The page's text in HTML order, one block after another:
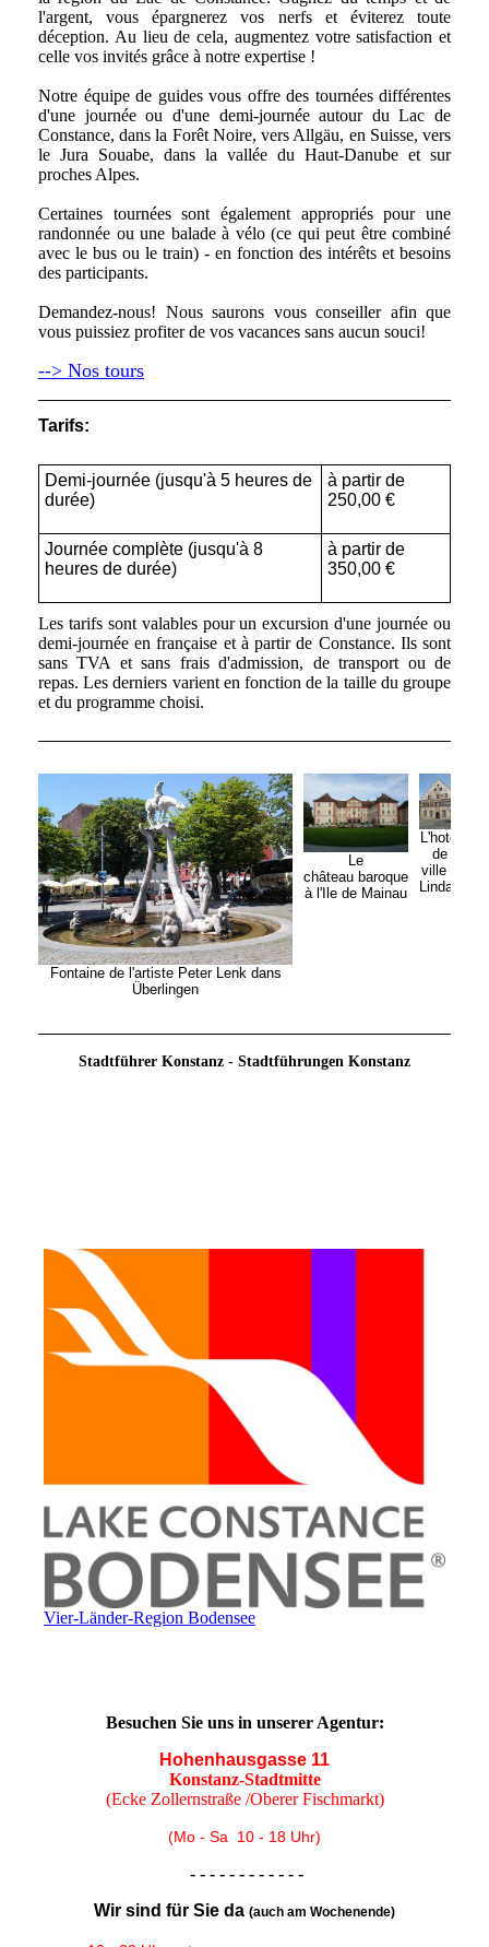
l'argent, vous épargnerez vos nerfs et éviterez toute
déception. Au lieu de cela, augmentez votre satisfaction et
celle vos invités grâce à notre expertise !
Notre équipe de guides vous offre des tournées différentes
d'une journée ou d'une demi-journée autour du Lac de
Constance, dans la Forêt Noire, vers Allgäu, en Suisse, vers
le Jura Souabe, dans la vallée du Haut-Danube et sur
proches Alpes.
Certaines tournées sont également appropriés pour une
randonnée ou une balade à vélo (ce qui peut être combiné
avec le bus ou le train) - en fonction des intérêts et besoins
des participants.
Demandez-nous! Nous saurons vous conseiller afin que
vous puissiez profiter de vos vacances sans aucun souci!
--> Nos tours
Tarifs:
Demi-journée (jusqu'à 5 heures de
durée)
à partir de
250,00 €
Journée complète (jusqu'à 8
heures de durée)
à partir de
350,00 €
Les tarifs sont valables pour un excursion d'une journée ou
demi-journée en française et à partir de Constance. Ils sont
sans TVA et sans frais d'admission, de transport ou de
repas. Les derniers varient en fonction de la taille du groupe
et du programme choisi.
Fontaine de l'artiste Peter Lenk dans
Überlingen
Le
château baroque
à l'Ile de Mainau
L'hotel
de
ville à
Lindau
Stadtführer Konstanz - Stadtführungen Konstanz
Vier-Länder-Region Bodensee
Besuchen Sie uns in unserer Agentur:
Hohenhausgasse 11
Konstanz-Stadtmitte
(Ecke Zollernstraße /Oberer Fischmarkt)
(Mo - Sa 10 - 18 Uhr)
- - - - - - - - - - - -
Wir sind für Sie da (auch am Wochenende)